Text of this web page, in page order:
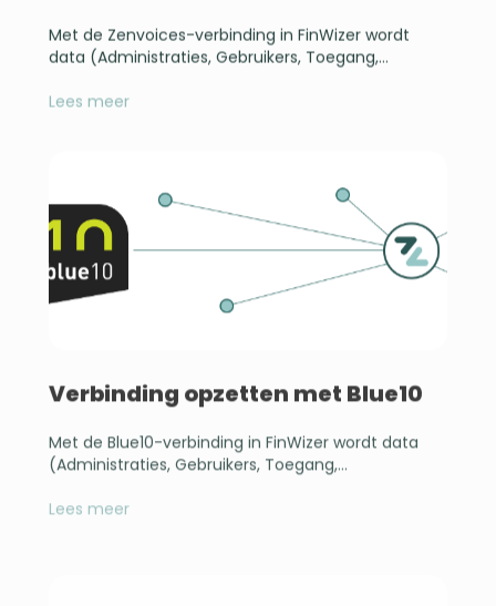
Met de Zenvoices-verbinding in FinWizer wordt
data (Administraties, Gebruikers, Toegang,...
Lees meer
Verbinding opzetten met Blue10
(Administraties, Gebruikers, Toegang,...